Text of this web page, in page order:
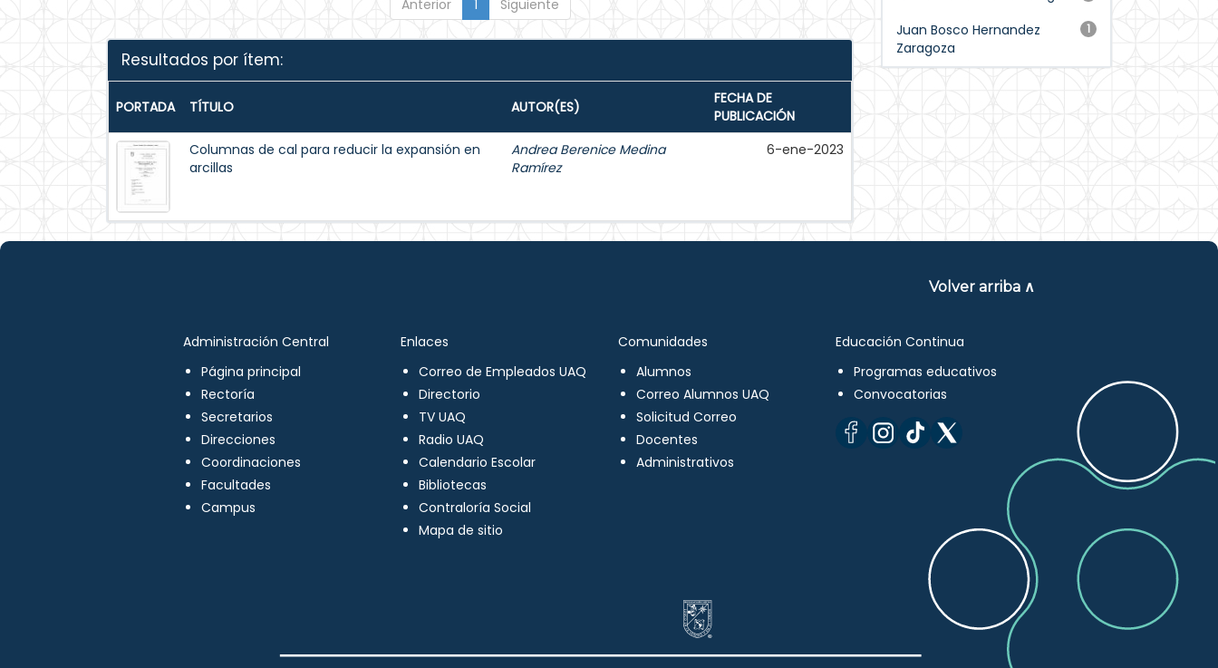
Anterior 1 Siguiente
Resultados por ítem:
PORTADA TÍTULO AUTOR(ES)
FECHA DE
PUBLICACIÓN
Columnas de cal para reducir la expansión en
arcillas
Andrea Berenice Medina
Ramírez
6-ene-2023
1
Juan Bosco Hernandez
Zaragoza
Volver arriba ∧
Administración Central
Página principal
Rectoría
Secretarios
Direcciones
Coordinaciones
Facultades
Campus
Enlaces
Correo de Empleados UAQ
Directorio
TV UAQ
Radio UAQ
Calendario Escolar
Bibliotecas
Contraloría Social
Mapa de sitio
Comunidades
Alumnos
Correo Alumnos UAQ
Solicitud Correo
Docentes
Administrativos
Educación Continua
Programas educativos
Convocatorias